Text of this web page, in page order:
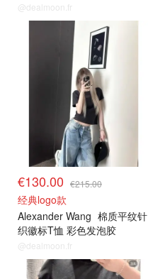
@dealmoon.fr
€130.00 €215.00
经典logo款
Alexander Wang 棉质平纹针
织徽标T恤 彩色发泡胶
@dealmoon.fr